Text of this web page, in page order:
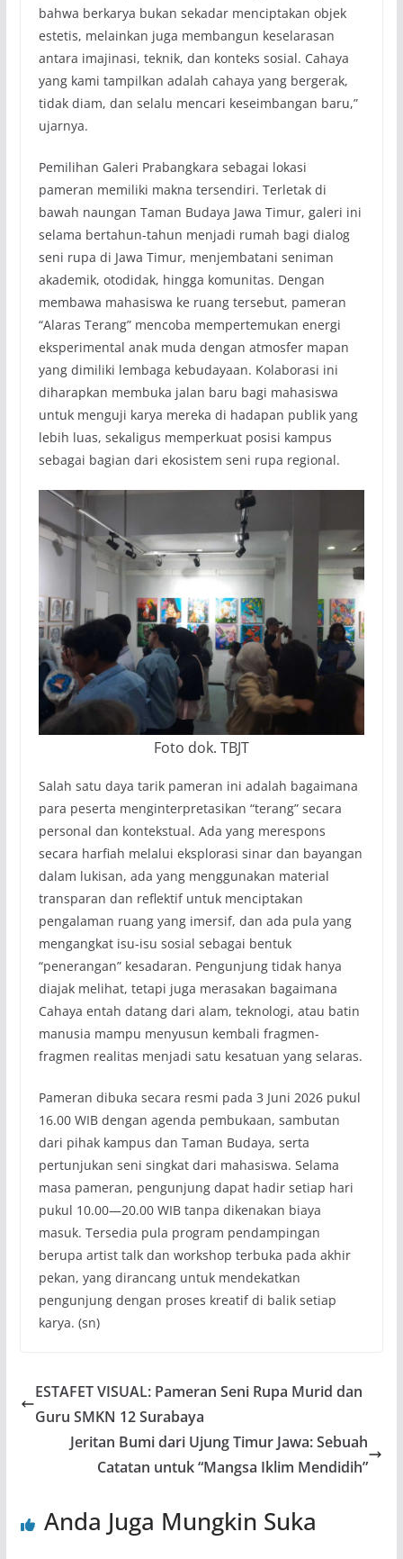
bahwa berkarya bukan sekadar menciptakan objek
estetis, melainkan juga membangun keselarasan
antara imajinasi, teknik, dan konteks sosial. Cahaya
yang kami tampilkan adalah cahaya yang bergerak,
tidak diam, dan selalu mencari keseimbangan baru,”
ujarnya.
Pemilihan Galeri Prabangkara sebagai lokasi
pameran memiliki makna tersendiri. Terletak di
bawah naungan Taman Budaya Jawa Timur, galeri ini
selama bertahun-tahun menjadi rumah bagi dialog
seni rupa di Jawa Timur, menjembatani seniman
akademik, otodidak, hingga komunitas. Dengan
membawa mahasiswa ke ruang tersebut, pameran
“Alaras Terang” mencoba mempertemukan energi
eksperimental anak muda dengan atmosfer mapan
yang dimiliki lembaga kebudayaan. Kolaborasi ini
diharapkan membuka jalan baru bagi mahasiswa
untuk menguji karya mereka di hadapan publik yang
lebih luas, sekaligus memperkuat posisi kampus
sebagai bagian dari ekosistem seni rupa regional.
Foto dok. TBJT
Salah satu daya tarik pameran ini adalah bagaimana
para peserta menginterpretasikan “terang” secara
personal dan kontekstual. Ada yang merespons
secara harfiah melalui eksplorasi sinar dan bayangan
dalam lukisan, ada yang menggunakan material
transparan dan reflektif untuk menciptakan
pengalaman ruang yang imersif, dan ada pula yang
mengangkat isu-isu sosial sebagai bentuk
“penerangan” kesadaran. Pengunjung tidak hanya
diajak melihat, tetapi juga merasakan bagaimana
Cahaya entah datang dari alam, teknologi, atau batin
manusia mampu menyusun kembali fragmen-
fragmen realitas menjadi satu kesatuan yang selaras.
Pameran dibuka secara resmi pada 3 Juni 2026 pukul
16.00 WIB dengan agenda pembukaan, sambutan
dari pihak kampus dan Taman Budaya, serta
pertunjukan seni singkat dari mahasiswa. Selama
masa pameran, pengunjung dapat hadir setiap hari
pukul 10.00—20.00 WIB tanpa dikenakan biaya
masuk. Tersedia pula program pendampingan
berupa artist talk dan workshop terbuka pada akhir
pekan, yang dirancang untuk mendekatkan
pengunjung dengan proses kreatif di balik setiap
karya. (sn)
ESTAFET VISUAL: Pameran Seni Rupa Murid dan
Guru SMKN 12 Surabaya
Jeritan Bumi dari Ujung Timur Jawa: Sebuah
Catatan untuk “Mangsa Iklim Mendidih”
Anda Juga Mungkin Suka